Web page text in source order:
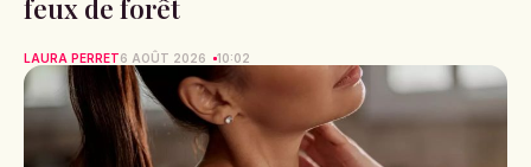
feux de forêt
LAURA PERRET6 AOÛT 2026 10:02